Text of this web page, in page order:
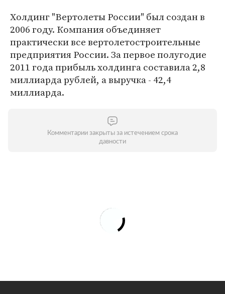
Холдинг "Вертолеты России" был создан в
2006 году. Компания объединяет
практически все вертолетостроительные
предприятия России. За первое полугодие
2011 года прибыль холдинга составила 2,8
миллиарда рублей, а выручка - 42,4
миллиарда.
Комментарии закрыты за истечением срока
давности